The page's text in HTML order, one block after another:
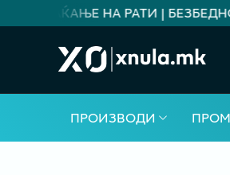
ПЛАЌАЊЕ НА РАТИ |
ПРОИЗВОДИ